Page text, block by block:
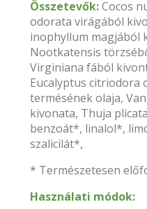
Összetevők:Cocos
odorata virágából
inophyllum magjából
Nootkatensis
Virginiana fából
Eucalyptus citriodora
termésének olaja,
kivonata, Thuja
benzoát*, linalol*,
szalicilát*,
* Természetesen
Használati módok: